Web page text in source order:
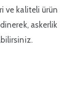
ve kaliteli ürün
askerlik